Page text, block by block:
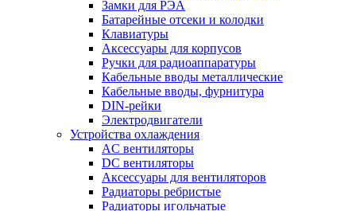
Замки для РЭА
Батарейные отсеки и колодки
Клавиатуры
Аксессуары для корпусов
Ручки для радиоаппаратуры
Кабельные вводы металлические
Кабельные вводы, фурнитура
DIN-рейки
Электродвигатели
Устройства охлаждения
AC вентиляторы
DC вентиляторы
Аксессуары для вентиляторов
Радиаторы ребристые
Радиаторы игольчатые